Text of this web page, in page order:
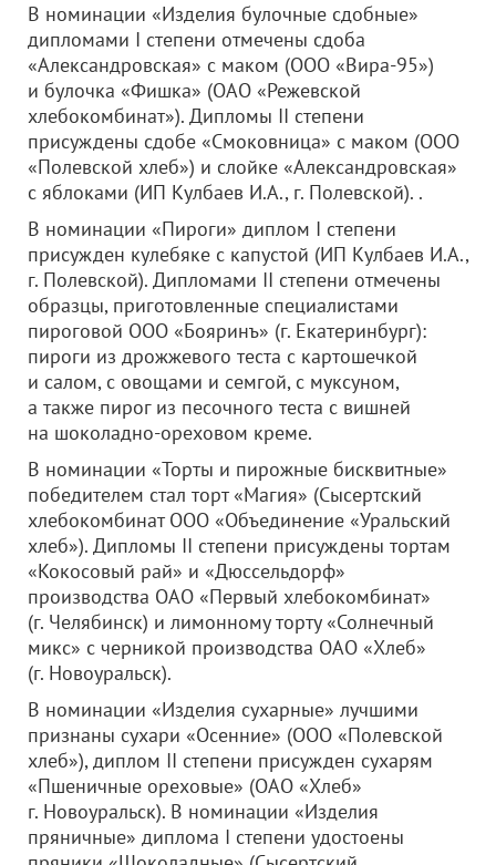
В номинации «Изделия булочные сдобные»
дипломами I степени отмечены сдоба
«Александровская» с маком (ООО «Вира-95»)
и булочка «Фишка» (ОАО «Режевской
хлебокомбинат»). Дипломы II степени
присуждены сдобе «Смоковница» с маком (ООО
«Полевской хлеб») и слойке «Александровская»
с яблоками (ИП Кулбаев И.А., г. Полевской). .
В номинации «Пироги» диплом I степени
присужден кулебяке с капустой (ИП Кулбаев И.А.,
г. Полевской). Дипломами II степени отмечены
образцы, приготовленные специалистами
пироговой ООО «Бояринъ» (г. Екатеринбург):
пироги из дрожжевого теста с картошечкой
и салом, с овощами и семгой, с муксуном,
а также пирог из песочного теста с вишней
на шоколадно-ореховом креме.
В номинации «Торты и пирожные бисквитные»
победителем стал торт «Магия» (Сысертский
хлебокомбинатООО «Объединение «Уральский
хлеб»). Дипломы II степени присуждены тортам
«Кокосовый рай» и «Дюссельдорф»
производства ОАО «Первый хлебокомбинат»
(г. Челябинск) и лимонному торту «Солнечный
микс» с черникой производства ОАО «Хлеб»
(г. Новоуральск).
В номинации «Изделия сухарные» лучшими
признаны сухари «Осенние» (ООО «Полевской
хлеб»), диплом II степени присужден сухарям
«Пшеничные ореховые» (ОАО «Хлеб»
г. Новоуральск). В номинации «Изделия
пряничные» диплома I степени удостоены